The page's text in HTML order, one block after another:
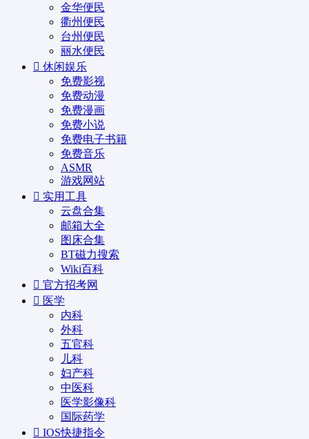
金华便民
衢州便民
台州便民
丽水便民
休闲娱乐
免费影视
免费动漫
免费漫画
免费小说
免费电子书籍
免费音乐
ASMR
游戏网站
实用工具
云盘合集
邮箱大全
图床合集
BT磁力搜索
Wiki百科
官方招考网
医学
内科
外科
五官科
儿科
妇产科
中医科
医学影像科
国际药学
IOS快捷指令